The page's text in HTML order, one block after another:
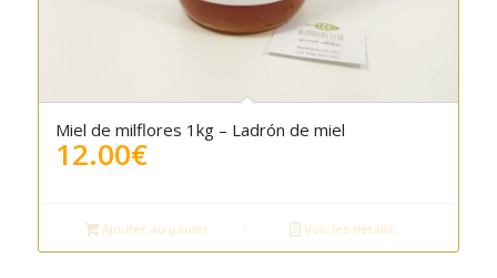
Miel de milflores 1kg – Ladrón de miel
12.00€
Ajouter au panier Voir les détails